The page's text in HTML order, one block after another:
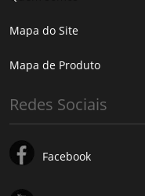
Mapa do Site
Mapa de Produto
Redes Sociais
Facebook